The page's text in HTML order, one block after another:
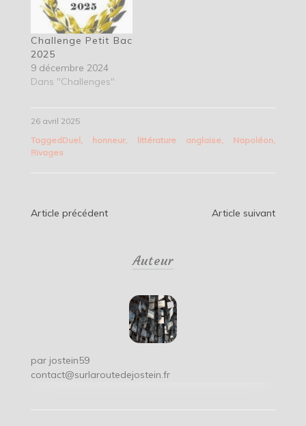
Challenge Petit Bac
2025
9 décembre 2024
Dans "Challenges"
26 avril 2025
TaggedDuel, honneur, littérature anglaise, Napoléon
Rivages
Navigation
Article précédent Article suivant
Auteur
par jostein59
contact@surlaroutedejostein.fr